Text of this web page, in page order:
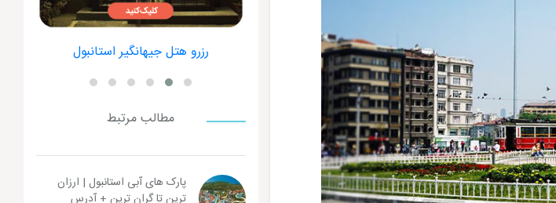
رزرو هتل کارتون استانبول رزرو هتل جیهانگیر استانبول
مطالب مرتبط
پارک های آبی استانبول | ارزان
ترین تا گران ترین + آدرس